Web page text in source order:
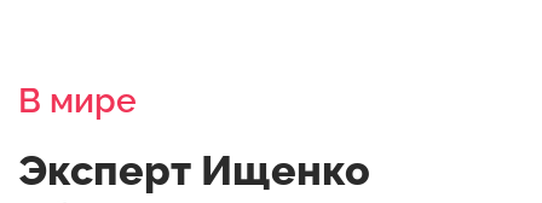
В мире
Эксперт Ищенко